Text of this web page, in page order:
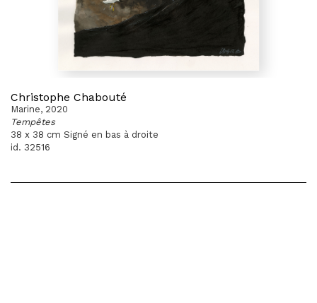
Christophe Chabouté
Marine, 2020
Tempêtes
38 x 38 cm Signé en bas à droite
id. 32516